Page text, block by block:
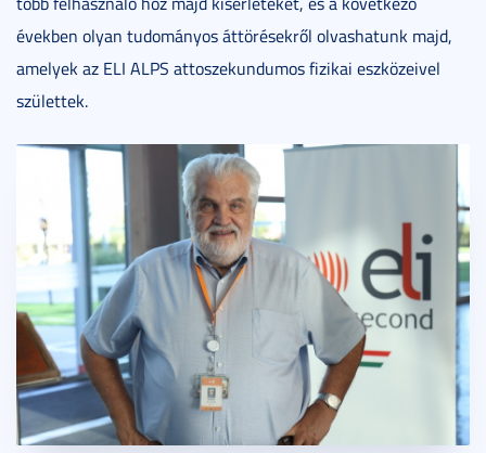
években olyan tudományos áttörésekről olvashatunk majd,
amelyek az ELI ALPS attoszekundumos fizikai eszközeivel
születtek.